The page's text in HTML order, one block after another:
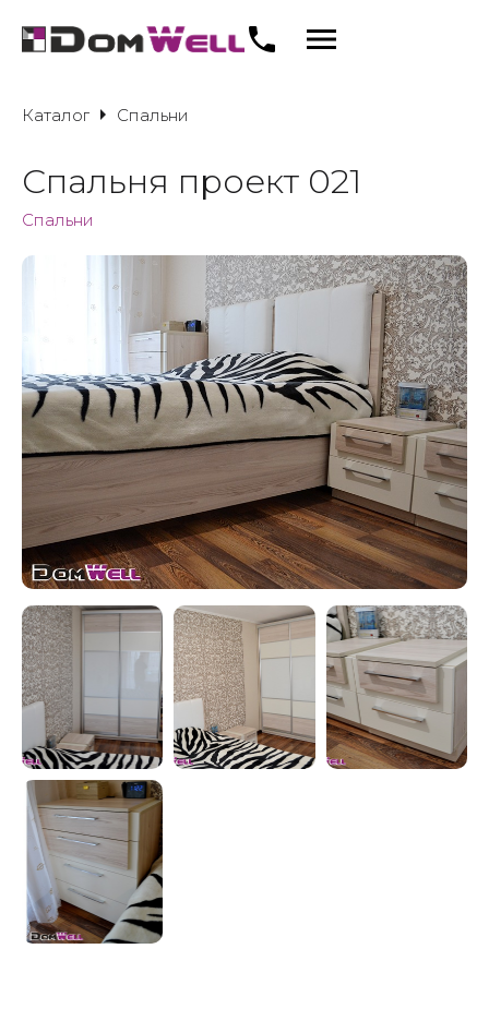
Каталог Спальни
Спальня проект 021
Спальни